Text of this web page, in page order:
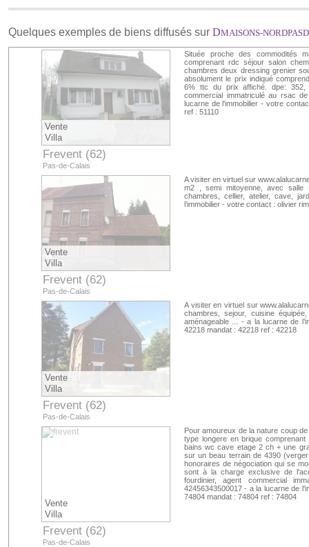
Quelques exemples de biens diffusés sur DMAISONS-
Vente
Villa
Frevent (62)
Pas-de-Calais
Située proche des commodités
comprenant rdc séjour salon
chambres deux dressing grenier
absolument le prix indiqué
6% ttc du prix affiché. dpe:
commercial immatriculé au rsac
lucarne de l'immobilier - votre
ref : 51110
Vente
Villa
Frevent (62)
Pas-de-Calais
A visiter en virtuel sur
m2 , semi mitoyenne, avec salle
chambres, cellier, atelier, cave,
l’immobilier - votre contact : olivier
Vente
Villa
Frevent (62)
Pas-de-Calais
A visiter en virtuel sur
chambres, sejour, cuisine
aménageable ... - a la lucarne de
42218 mandat : 42218 ref : 42218
Vente
Villa
Frevent (62)
Pas-de-Calais
Pour amoureux de la nature coup
type longere en brique
bains wc cave etage 2 ch + une
sur un beau terrain de 4390
honoraires de négociation qui se
sont à la charge exclusive de
fourdinier, agent commercial
42456343500017 - a la lucarne de
74804 mandat : 74804 ref : 74804